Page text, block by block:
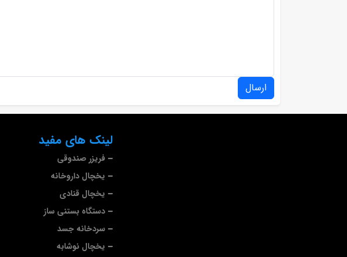
ارسال
لینک های مفید
فریزر صندوقی
یخچال داروخانه
یخچال قنادی
دستگاه بستنی ساز
سردخانه جسد
یخچال نوشابه